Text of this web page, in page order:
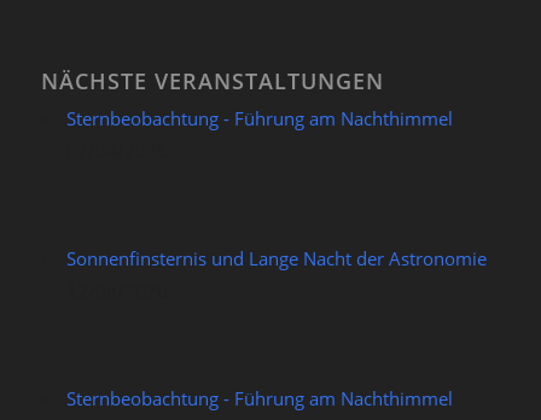
NÄCHSTE VERANSTALTUNGEN
Sternbeobachtung - Führung am Nachthimmel
Sonnenfinsternis und Lange Nacht der Astronomie
Sternbeobachtung - Führung am Nachthimmel